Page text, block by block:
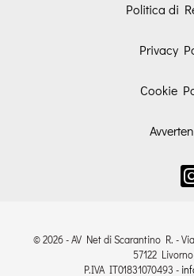
Politica di
Privacy
Cookie
© 2026 - AV Net di Scarantino R. -
57122
P.IVA IT01831070493 -